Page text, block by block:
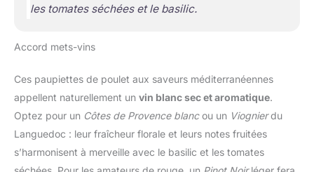
les tomates séchées et le basilic.
Accord mets-vins
Ces paupiettes de poulet aux saveurs méditerranéennes
appellent naturellement un vin blanc sec et aromatique.
Optez pour un Côtes de Provence blancou un Viognierdu
Languedoc : leur fraîcheur florale et leurs notes fruitées
s’harmonisent à merveille avec le basilic et les tomates